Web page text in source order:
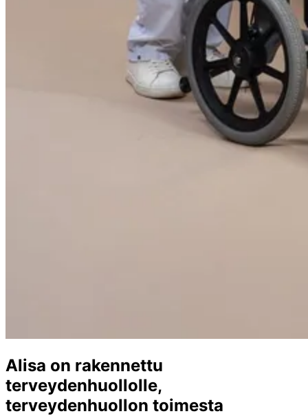
Alisa on rakennettu
terveydenhuollolle,
terveydenhuollon toimesta